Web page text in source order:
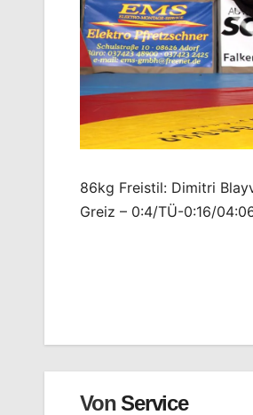
86kg Freistil: Dimitri
Greiz – 0:4/TÜ-0:16/
VonService